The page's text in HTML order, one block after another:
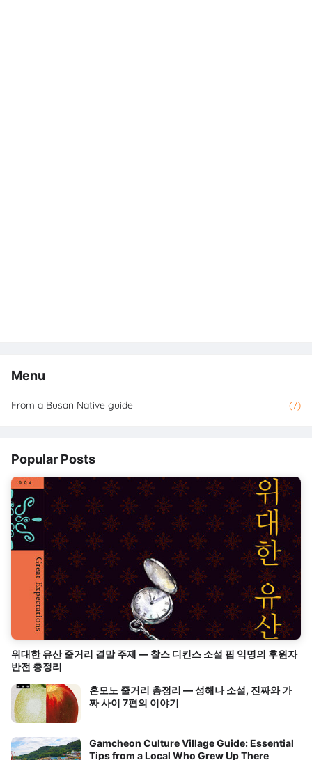
Menu
From a Busan Native guide (7)
Popular Posts
위대한 유산 줄거리 결말 주제 — 찰스 디킨스 소설 핍 익명의 후원자
반전 총정리
혼모노 줄거리 총정리 — 성해나 소설, 진짜와 가
짜 사이 7편의 이야기
Gamcheon Culture Village Guide: Essential
Tips from a Local Who Grew Up There